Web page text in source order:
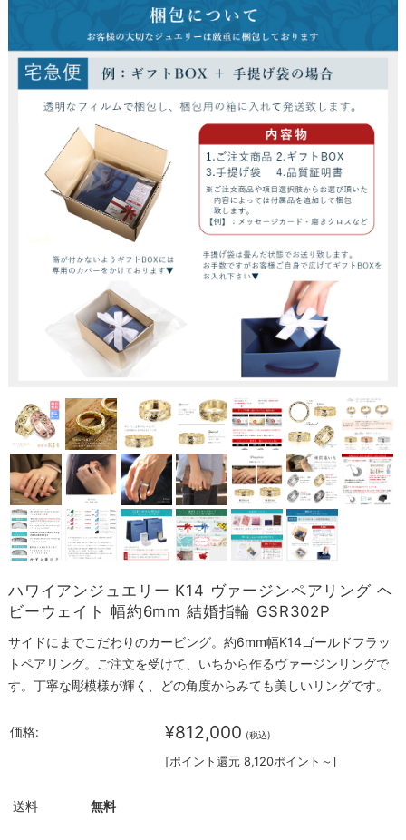
ハワイアンジュエリー K14 ヴァージンペアリング ヘ
ビーウェイト 幅約6mm 結婚指輪 GSR302P
サイドにまでこだわりのカービング。約6mm幅K14ゴールドフラッ
トペアリング。ご注文を受けて、いちから作るヴァージンリングで
す。丁寧な彫模様が輝く、どの角度からみても美しいリングです。
価格: ¥812,000 (税込)
[ポイント還元 8,120ポイント～]
送料 無料